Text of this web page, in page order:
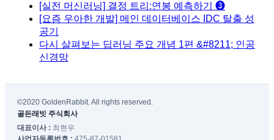
[실전 머신러닝] 결정 트리:연봉 예측하기 ❸
[요즘 우아한 개발] 메인 데이터베이스 IDC 탈출 성
공기
다시 살펴보는 딥러닝 주요 개념 1편 &#8211; 인공
신경망
©2020 GoldenRabbit. All rights reserved.
골든래빗 주식회사
대표이사 : 최현우